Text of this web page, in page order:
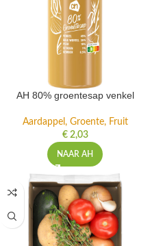
AH 80% groentesap venkel
Aardappel, Groente, Fruit
€2,03
NAAR AH